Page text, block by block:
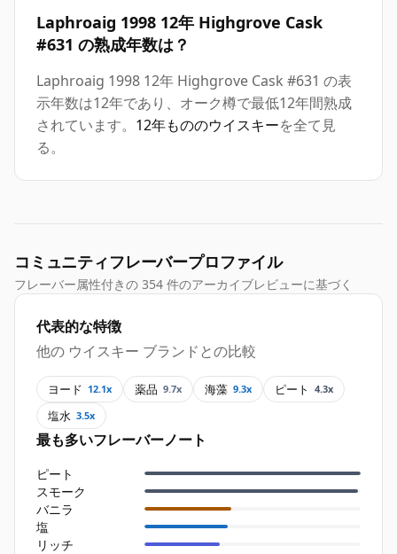
Laphroaig 1998 12年 Highgrove Cask
#631 の熟成年数は？
Laphroaig 1998 12年 Highgrove Cask #631 の表
示年数は12年であり、オーク樽で最低12年間熟成
されています。 12年もののウイスキーを全て見
る。
コミュニティフレーバープロファイル
フレーバー属性付きの 354 件のアーカイブレビューに基づく
代表的な特徴
他の ウイスキー ブランドとの比較
ヨード 12.1x 薬品 9.7x 海藻 9.3x ピート 4.3x
塩水 3.5x
最も多いフレーバーノート
ピート
スモーク
バニラ
塩
リッチ